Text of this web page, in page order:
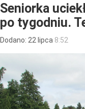
Seniorka
po tygodniu.
Dodano: 22 lipca 8:52